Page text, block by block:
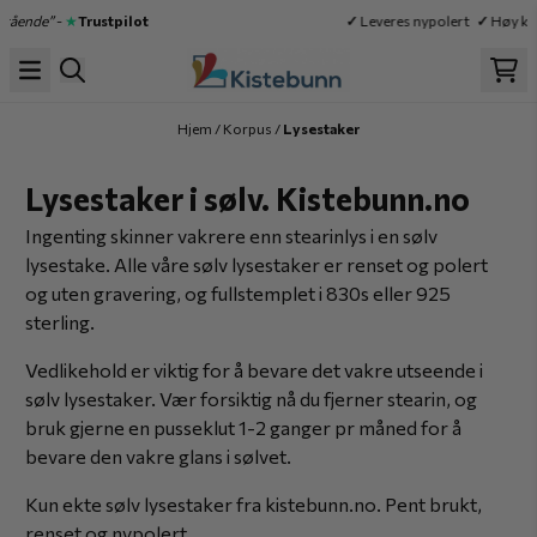
Hopp til innhold
-★Trustpilot Leveres nypolert✓Høy
Hjem / Korpus / Lysestaker
Lysestaker i sølv. Kistebunn.no
Ingenting skinner vakrere enn stearinlys i en sølv
lysestake. Alle våre sølv lysestaker er renset og polert
og uten gravering, og fullstemplet i 830s eller 925
sterling.
Vedlikehold er viktig for å bevare det vakre utseende i
sølv lysestaker. Vær forsiktig nå du fjerner stearin, og
bruk gjerne en pusseklut 1-2 ganger pr måned for å
bevare den vakre glans i sølvet.
Kun ekte sølv lysestaker fra kistebunn.no. Pent brukt,